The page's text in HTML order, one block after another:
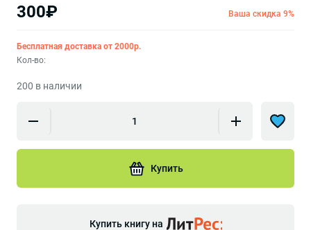
300₽ Ваша скидка 9%
Бесплатная доставка от 2000р.
Кол-во:
200 в наличии
Купить
Купить книгу на